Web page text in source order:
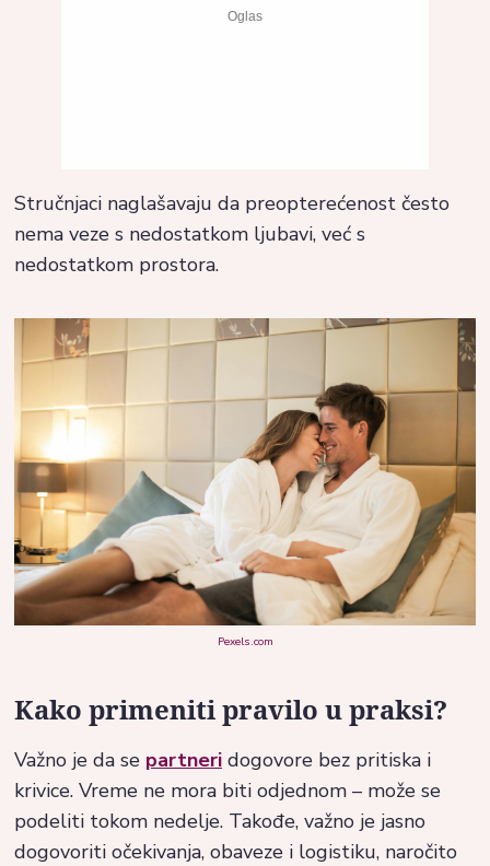
Stručnjaci naglašavaju da preopterećenost često
nema veze s nedostatkom ljubavi, već s
nedostatkom prostora.
Pexels.com
Kako primeniti pravilo u praksi?
Važno je da se partneri dogovore bez pritiska i
krivice. Vreme ne mora biti odjednom – može se
podeliti tokom nedelje. Takođe, važno je jasno
dogovoriti očekivanja, obaveze i logistiku, naročito